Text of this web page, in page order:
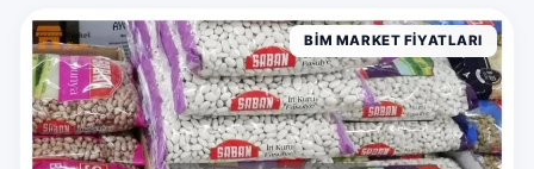
BIM MARKET FIYATLARI